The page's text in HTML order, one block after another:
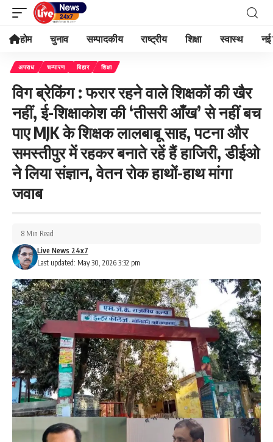
होम चुनाव सम्पादकीय राष्ट्रीय शिक्षा स्वास्थ नई
अपराध चम्पारण बिहार शिक्षा
विग ब्रेकिंग : फरार रहने वाले शिक्षकों की खैर
नहीं, ई-शिक्षाकोश की ‘तीसरी आँख’ से नहीं बच
पाए MJK के शिक्षक लालबाबू साह, पटना और
समस्तीपुर में रहकर बनाते रहें हैं हाजिरी, डीईओ
ने लिया संज्ञान, वेतन रोक हाथों-हाथ मांगा
जवाब
Last updated: May 30, 2026 3:32 pm
Live News 24x7
8 Min Read